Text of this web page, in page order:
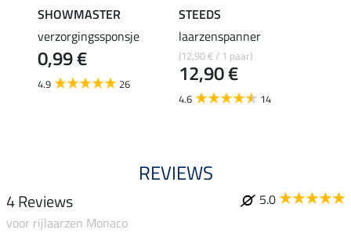
SHOWMASTER
verzorgingssponsje
0,99 €
4.9 26
STEEDS
laarzenspanner
(12,90 € / 1 paar)
12,90 €
4.6 14
REVIEWS
4 Reviews
5.0
voor rijlaarzen Monaco